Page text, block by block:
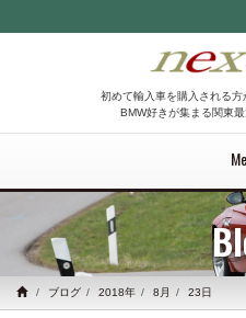
初めて輸入車を購入される
BMW好きが集まる関東
ブログ 2018年 8月 23日